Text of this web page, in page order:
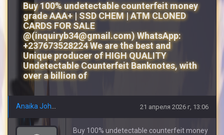
Buy 100% undetectable counterfeit money
grade AAA+ | SSD CHEM | ATM CLONED
CARDS FOR SALE
@(inquiryb34@gmail.com) WhatsApp:
+237673528224 We are the best and
Unique producer of HIGH QUALITY
Undetectable Counterfeit Banknotes, with
over a billion of
21 апреля 2026 г, 13:06
Buy 100% undetectable counterfeit money